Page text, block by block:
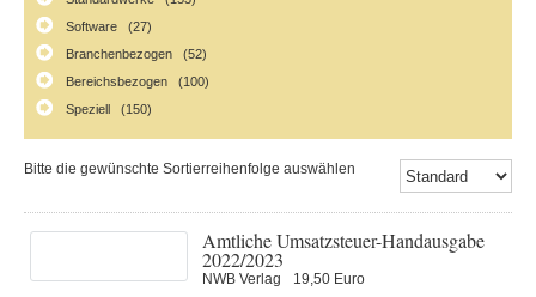
Software (27)
Branchenbezogen (52)
Bereichsbezogen (100)
Speziell (150)
Bitte die gewünschte Sortierreihenfolge auswählen
Amtliche Umsatzsteuer-Handausgabe
2022/2023
NWB Verlag
19,50 Euro